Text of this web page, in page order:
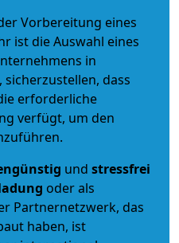
Vorbereitung eines
ist die Auswahl eines
in
dass
erforderliche
verfügt, um den
und stressfrei
oder als
Partnernetzwerk, das
haben, ist